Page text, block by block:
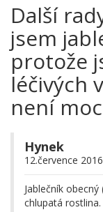
Další
jsem
protože
léčivých
není
Hynek
12.července
Jablečník
chlupatá